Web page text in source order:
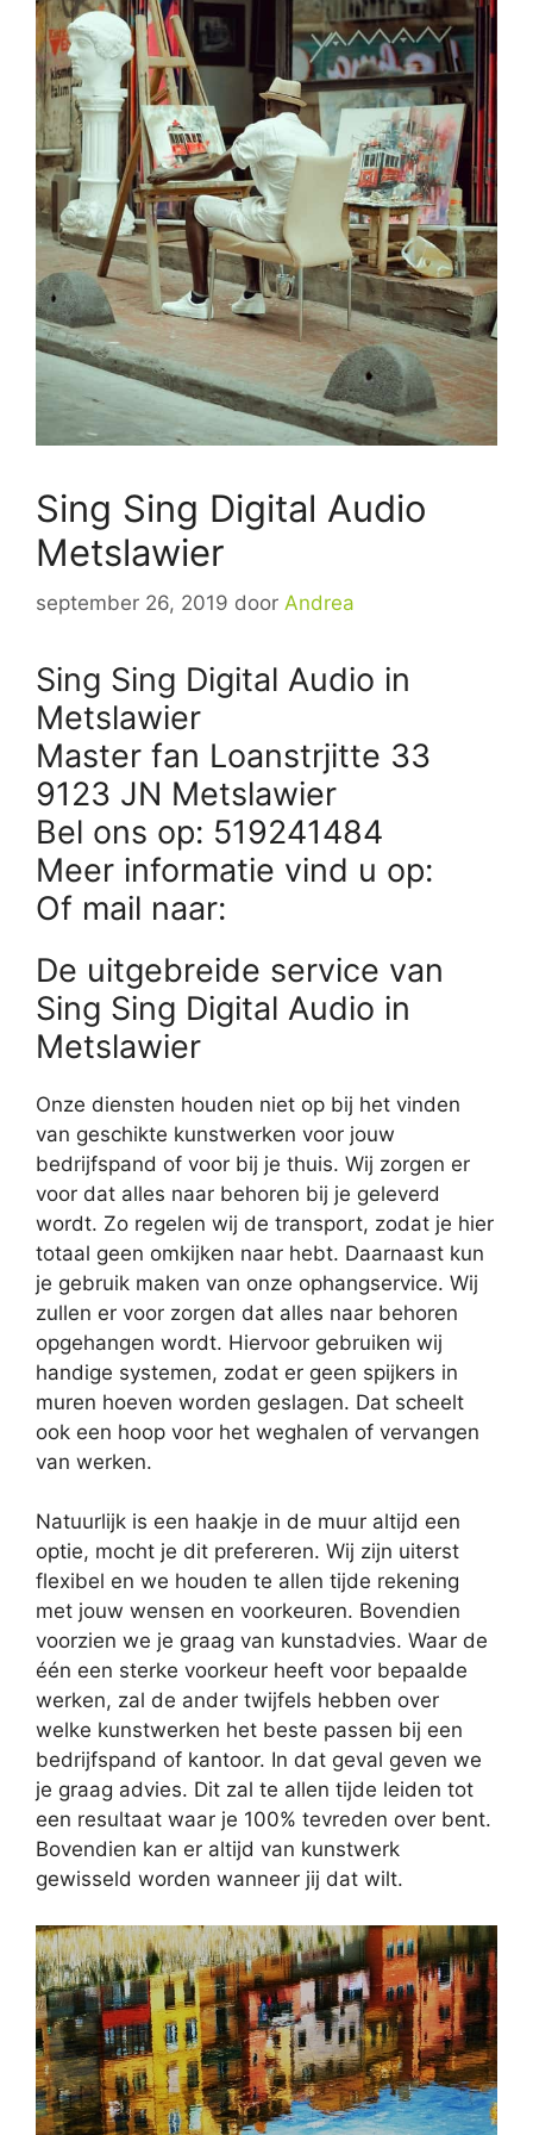
Sing Sing Digital Audio
Metslawier
september 26, 2019 door Andrea
Sing Sing Digital Audio in
Metslawier
Master fan Loanstrjitte 33
9123 JN Metslawier
Bel ons op: 519241484
Meer informatie vind u op:
Of mail naar:
De uitgebreide service van
Sing Sing Digital Audio in
Metslawier
Onze diensten houden niet op bij het vinden
van geschikte kunstwerken voor jouw
bedrijfspand of voor bij je thuis. Wij zorgen er
voor dat alles naar behoren bij je geleverd
wordt. Zo regelen wij de transport, zodat je hier
totaal geen omkijken naar hebt. Daarnaast kun
je gebruik maken van onze ophangservice. Wij
zullen er voor zorgen dat alles naar behoren
opgehangen wordt. Hiervoor gebruiken wij
handige systemen, zodat er geen spijkers in
muren hoeven worden geslagen. Dat scheelt
ook een hoop voor het weghalen of vervangen
van werken.
Natuurlijk is een haakje in de muur altijd een
optie, mocht je dit prefereren. Wij zijn uiterst
flexibel en we houden te allen tijde rekening
met jouw wensen en voorkeuren. Bovendien
voorzien we je graag van kunstadvies. Waar de
één een sterke voorkeur heeft voor bepaalde
werken, zal de ander twijfels hebben over
welke kunstwerken het beste passen bij een
bedrijfspand of kantoor. In dat geval geven we
je graag advies. Dit zal te allen tijde leiden tot
een resultaat waar je 100% tevreden over bent.
Bovendien kan er altijd van kunstwerk
gewisseld worden wanneer jij dat wilt.